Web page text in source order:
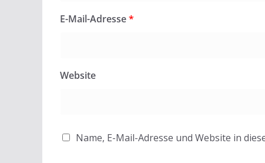
E-Mail-Adresse*
Website
Name, E-Mail-Adresse und Website in